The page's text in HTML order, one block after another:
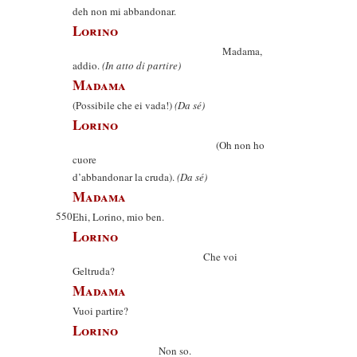
deh non mi abbandonar.
Lorino
Madama,
addio.(In atto di partire)
Madama
(Possibile che ei vada!)(Da sé)
Lorino
(Oh non ho
cuore
d’abbandonar la cruda).(Da sé)
Madama
550Ehi, Lorino, mio ben.
Lorino
Che voi
Geltruda?
Madama
Vuoi partire?
Lorino
Non so.